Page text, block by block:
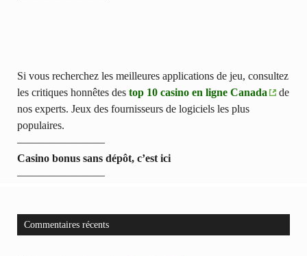
Si vous recherchez les meilleures applications de jeu, consultez
les critiques honnêtes des top 10 casino en ligne Canada
de
nos experts. Jeux des fournisseurs de logiciels les plus
populaires.
————————
Casino bonus sans dépôt, c’est ici
————————
Commentaires récents